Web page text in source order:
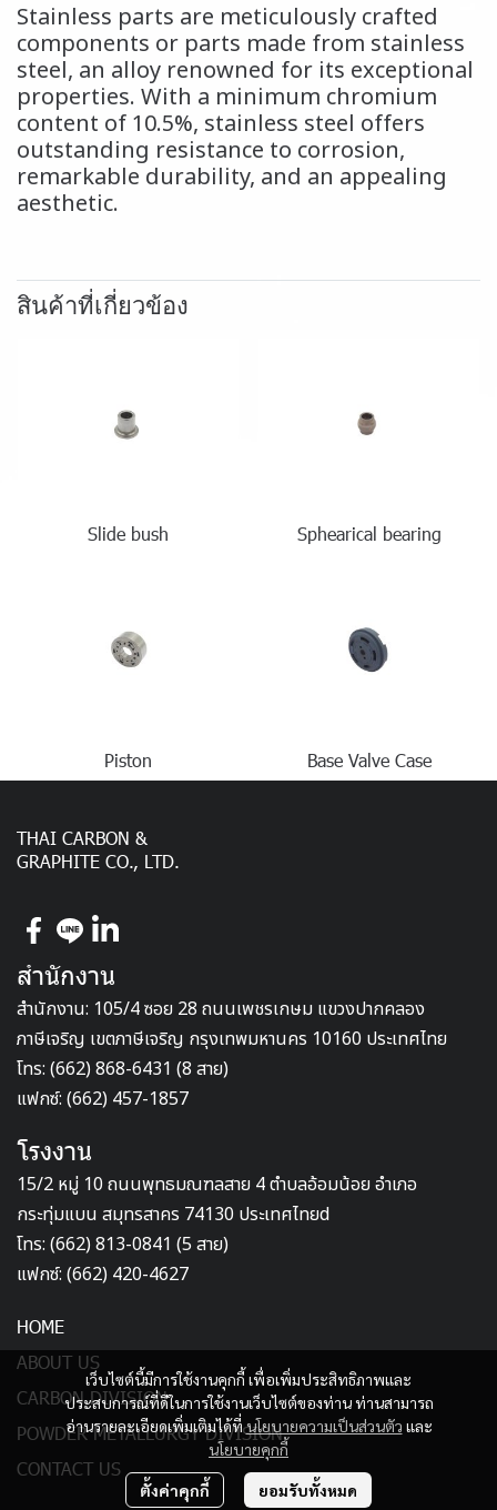
Stainless parts are meticulously crafted
components or parts made from stainless
steel, an alloy renowned for its exceptional
properties. With a minimum chromium
content of 10.5%, stainless steel offers
outstanding resistance to corrosion,
remarkable durability, and an appealing
aesthetic.
สินค้าที่เกี่ยวข้อง
Slide bush Sphearical bearing
Piston Base Valve Case
เว็บไซต์นี้มีการใช้งานคุกกี้ เพื่อเพิ่มประสิทธิภาพและ
ประสบการณ์ที่ดีในการใช้งานเว็บไซต์ของท่าน ท่านสามารถ
อ่านรายละเอียดเพิ่มเติมได้ที่นโยบายความเป็นส่วนตัว และ
นโยบายคุกกี้
ตั้งค่าคุกกี้ ยอมรับทั้งหมด
THAI CARBON &
GRAPHITE CO., LTD.
สำนักงาน
สำนักงาน: 105/4 ซอย 28 ถนนเพชรเกษม แขวงปากคลอง
ภาษีเจริญ เขตภาษีเจริญ กรุงเทพมหานคร 10160 ประเทศไทย
โทร: (662) 868-6431 (8 สาย)
แฟกซ์: (662) 457-1857
โรงงาน
15/2 หมู่ 10 ถนนพุทธมณฑลสาย 4 ตำบลอ้อมน้อย อำเภอ
กระทุ่มแบน สมุทรสาคร 74130 ประเทศไทยd
โทร: (662) 813-0841 (5 สาย)
แฟกซ์: (662) 420-4627
HOME
ABOUT US
CARBON DIVISION
POWDER METALLURGY DIVISION
CONTACT US